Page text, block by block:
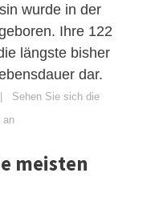
wurde in der
Ihre 122
längste bisher
dar.
Sehen Sie sich die
an
meisten